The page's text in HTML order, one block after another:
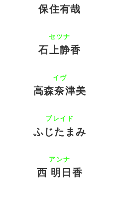
保住有哉
セツナ
石上静香
イヴ
高森奈津美
ブレイド
ふじたまみ
アンナ
西 明日香